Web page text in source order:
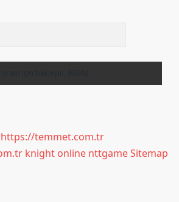
https://temmet.com.tr
knight online nttgameSitemap